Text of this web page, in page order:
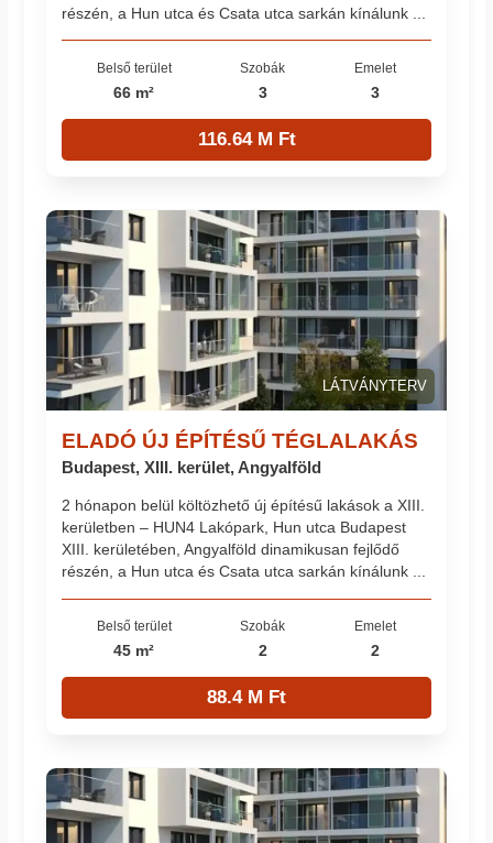
részén, a Hun utca és Csata utca sarkán kínálunk ...
Belső terület
66 m²
Szobák
3
Emelet
3
116.64 M Ft
LÁTVÁNYTERV
ELADÓ ÚJ ÉPÍTÉSŰ TÉGLALAKÁS
Budapest, XIII. kerület, Angyalföld
2 hónapon belül költözhető új építésű lakások a XIII.
kerületben – HUN4 Lakópark, Hun utca Budapest
XIII. kerületében, Angyalföld dinamikusan fejlődő
részén, a Hun utca és Csata utca sarkán kínálunk ...
Belső terület
45 m²
Szobák
2
Emelet
2
88.4 M Ft